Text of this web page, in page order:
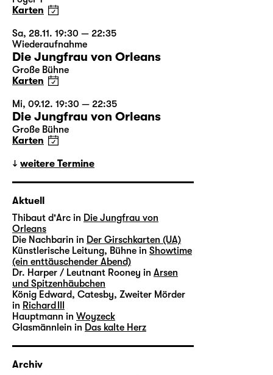
Karten
Sa, 28.11. 19:30 — 22:35
Wiederaufnahme
Die Jungfrau von Orleans
Große Bühne
Karten
Mi, 09.12. 19:30 — 22:35
Die Jungfrau von Orleans
Große Bühne
Karten
weitere Termine
Aktuell
Thibaut d'Arc in Die Jungfrau von
Orleans
Die Nachbarin in Der Girschkarten (UA)
Künstlerische Leitung, Bühne in Showtime
(ein enttäuschender Abend)
Dr. Harper / Leutnant Rooney in Arsen
und Spitzenhäubchen
König Edward, Catesby, Zweiter Mörder
in Richard III
Hauptmann in Woyzeck
Glasmännlein in Das kalte Herz
Archiv